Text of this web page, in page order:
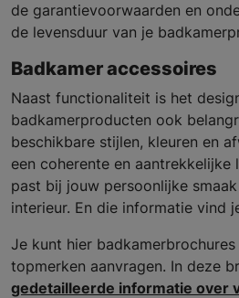
de garantievoorwaarden en
de levensduur van je
Badkamer accessoires
Naast functionaliteit is het
badkamerproducten ook
beschikbare stijlen, kleuren en
een coherente en
past bij jouw persoonlijke
interieur. En die informatie vind
Je kunt hier
topmerken aanvragen. In deze
gedetailleerde informatie over